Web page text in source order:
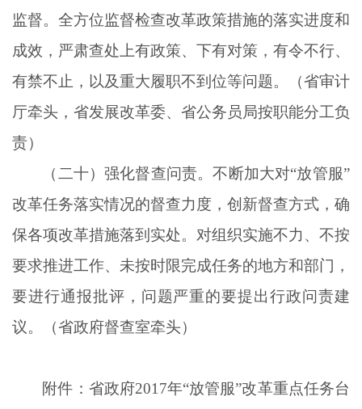
监督。全方位监督检查改革政策措施的落实进度和
成效，严肃查处上有政策、下有对策，有令不行、
有禁不止，以及重大履职不到位等问题。（省审计
厅牵头，省发展改革委、省公务员局按职能分工负
责）
（二十）强化督查问责。不断加大对“放管服”
改革任务落实情况的督查力度，创新督查方式，确
保各项改革措施落到实处。对组织实施不力、不按
要求推进工作、未按时限完成任务的地方和部门，
要进行通报批评，问题严重的要提出行政问责建
议。（省政府督查室牵头）
附件：省政府2017年“放管服”改革重点任务台